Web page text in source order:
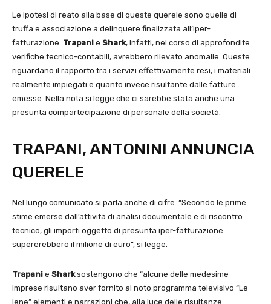
Le ipotesi di reato alla base di queste querele sono quelle di
truffa e associazione a delinquere finalizzata all’iper-
fatturazione. Trapani e Shark, infatti, nel corso di approfondite
verifiche tecnico-contabili, avrebbero rilevato anomalie. Queste
riguardano il rapporto tra i servizi effettivamente resi, i materiali
realmente impiegati e quanto invece risultante dalle fatture
emesse. Nella nota si legge che ci sarebbe stata anche una
presunta compartecipazione di personale della società.
TRAPANI, ANTONINI ANNUNCIA
QUERELE
Nel lungo comunicato si parla anche di cifre. “Secondo le prime
stime emerse dall’attività di analisi documentale e di riscontro
tecnico, gli importi oggetto di presunta iper-fatturazione
supererebbero il milione di euro”, si legge.
Trapani e Sharksostengono che “alcune delle medesime
imprese risultano aver fornito al noto programma televisivo “Le
Iene” elementi e narrazioni che, alla luce delle risultanze